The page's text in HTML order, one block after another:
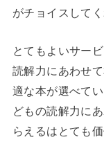
がチョイスして
とてもよいサー
読解力にあわせ
適な本が選べて
どもの読解力に
らえるはとても